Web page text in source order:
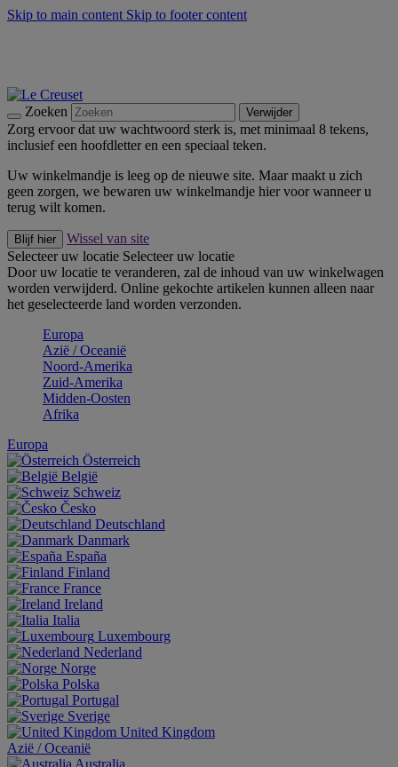
Skip to main content Skip to footer content
Zoeken Verwijder
Zorg ervoor dat uw wachtwoord sterk is, met minimaal 8 tekens,
inclusief een hoofdletter en een speciaal teken.
Uw winkelmandje is leeg op de nieuwe site. Maar maakt u zich
geen zorgen, we bewaren uw winkelmandje hier voor wanneer u
terug wilt komen.
Blijf hier
Wissel van site
Selecteer uw locatie Selecteer uw locatie
Door uw locatie te veranderen, zal de inhoud van uw winkelwagen
worden verwijderd. Online gekochte artikelen kunnen alleen naar
het geselecteerde land worden verzonden.
Europa
Aziё / Oceaniё
Noord-Amerika
Zuid-Amerika
Midden-Oosten
Afrika
Europa
Österreich
België
Schweiz
Česko
Deutschland
Danmark
España
Finland
France
Ireland
Italia
Luxembourg
Nederland
Norge
Polska
Portugal
Sverige
United Kingdom
Aziё / Oceaniё
Australia